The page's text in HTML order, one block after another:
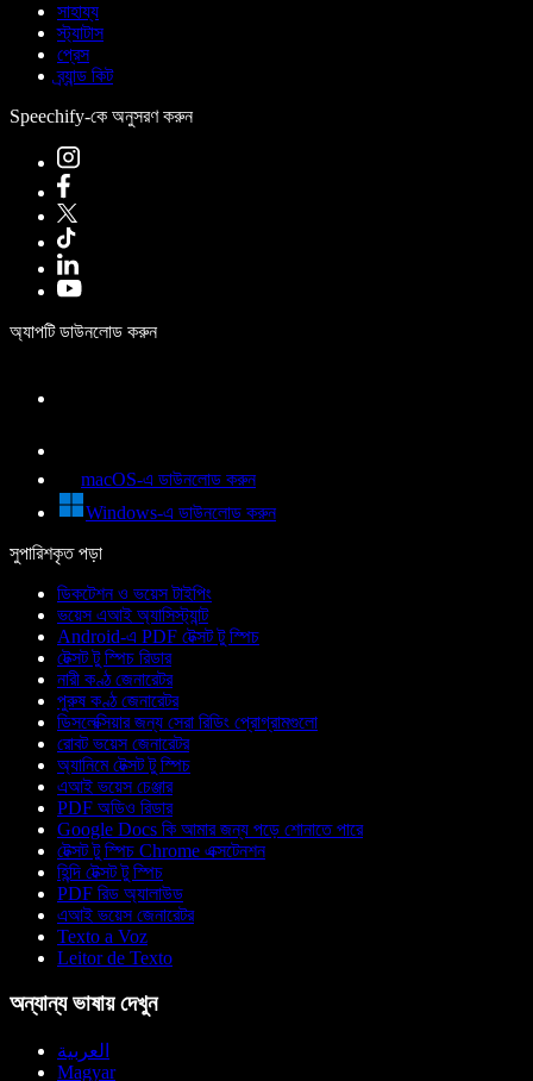
সাহায্য
স্ট্যাটাস
প্রেস
ব্র্যান্ড কিট
Speechify-কে অনুসরণ করুন
অ্যাপটি ডাউনলোড করুন
macOS-এ ডাউনলোড করুন
Windows-এ ডাউনলোড করুন
সুপারিশকৃত পড়া
ডিকটেশন ও ভয়েস টাইপিং
ভয়েস এআই অ্যাসিস্ট্যান্ট
Android-এ PDF টেক্সট টু স্পিচ
টেক্সট টু স্পিচ রিডার
নারী কণ্ঠ জেনারেটর
পুরুষ কণ্ঠ জেনারেটর
ডিসলেক্সিয়ার জন্য সেরা রিডিং প্রোগ্রামগুলো
রোবট ভয়েস জেনারেটর
অ্যানিমে টেক্সট টু স্পিচ
এআই ভয়েস চেঞ্জার
PDF অডিও রিডার
Google Docs কি আমার জন্য পড়ে শোনাতে পারে
টেক্সট টু স্পিচ Chrome এক্সটেনশন
হিন্দি টেক্সট টু স্পিচ
PDF রিড অ্যালাউড
এআই ভয়েস জেনারেটর
Texto a Voz
Leitor de Texto
অন্যান্য ভাষায় দেখুন
العربية
Magyar